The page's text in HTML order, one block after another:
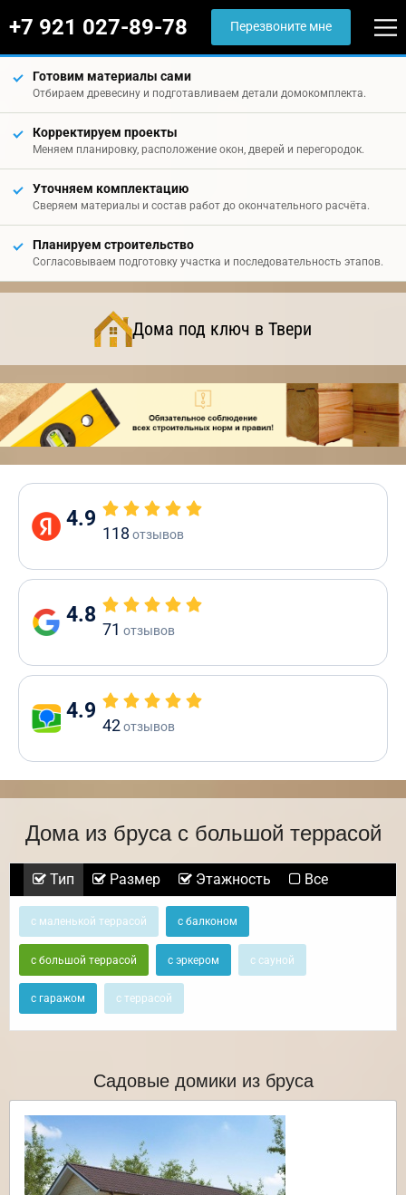
+7 921 027-89-78 Перезвоните мне
Готовим материалы сами
Отбираем древесину и подготавливаем детали домокомплекта.
Корректируем проекты
Меняем планировку, расположение окон, дверей и перегородок.
Уточняем комплектацию
Сверяем материалы и состав работ до окончательного расчёта.
Планируем строительство
Согласовываем подготовку участка и последовательность этапов.
Дома под ключ в Твери
4.9
118 отзывов
4.8
71 отзывов
4.9
42отзывов
Дома из бруса с большой террасой
Тип Размер Этажность Все
с маленькой террасой с балконом
с большой террасой с эркером с сауной
с гаражом с террасой
Садовые домики из бруса